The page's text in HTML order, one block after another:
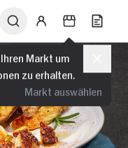
Markt um
zu erhalten.
Markt auswählen